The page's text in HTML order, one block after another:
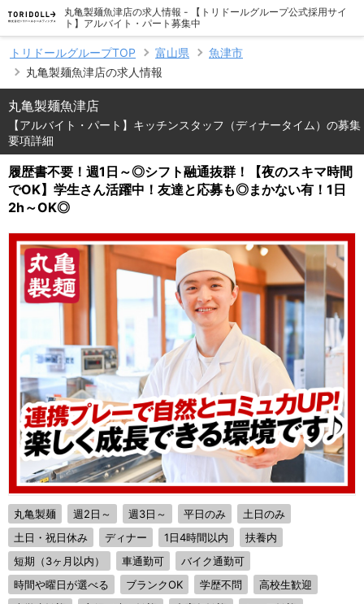
丸亀製麺魚津店の求人情報 - 【トリドールグループ公式採用サイ
ト】アルバイト・パート募集中
トリドールグループTOP 富山県
魚津市
丸亀製麺魚津店の求人情報
丸亀製麺魚津店
【アルバイト・パート】キッチンスタッフ（ディナータイム）の募集
要項詳細
履歴書不要！週1日～◎シフト融通抜群！【夜のスキマ時間
でOK】学生さん活躍中！友達と応募も◎まかない有！1日
2h～OK◎
丸亀製麺 週2日～ 週3日～ 平日のみ
土日のみ
土日・祝日休み
ディナー 1日4時間以内
扶養内
短期（3ヶ月以内）
車通勤可
バイク通勤可
時間や曜日が選べる
ブランクOK 学歴不問
高校生歓迎